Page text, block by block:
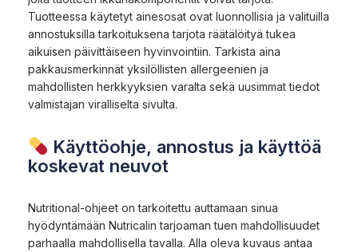
Tuotteessa käytetyt ainesosat ovat luonnollisia ja valituilla
annostuksilla tarkoituksena tarjota räätälöityä tukea
aikuisen päivittäiseen hyvinvointiin. Tarkista aina
pakkausmerkinnät yksilöllisten allergeenien ja
mahdollisten herkkyyksien varalta sekä uusimmat tiedot
valmistajan viralliselta sivulta.
Käyttöohje, annostus ja käyttöä
koskevat neuvot
Nutritional-ohjeet on tarkoitettu auttamaan sinua
hyödyntämään Nutricalin tarjoaman tuen mahdollisuudet
parhaalla mahdollisella tavalla. Alla oleva kuvaus antaa